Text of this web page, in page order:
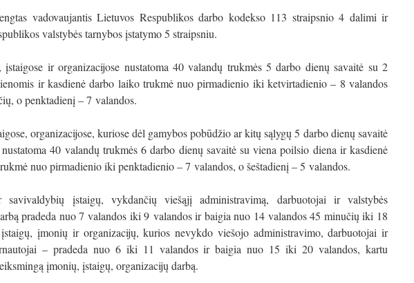
vadovaujantis Lietuvos Respublikos darbo kodekso 113 straipsnio 4 dalimi ir
valstybės tarnybos įstatymo 5 straipsniu.
įstaigose ir organizacijose nustatoma 40 valandų trukmės 5 darbo dienų savaitė su 2
ir kasdienė darbo laiko trukmė nuo pirmadienio iki ketvirtadienio – 8 valandos
o penktadienį – 7 valandos.
organizacijose, kuriose dėl gamybos pobūdžio ar kitų sąlygų 5 darbo dienų savaitė
40 valandų trukmės 6 darbo dienų savaitė su viena poilsio diena ir kasdienė
nuo pirmadienio iki penktadienio – 7 valandos, o šeštadienį – 5 valandos.
savivaldybių įstaigų, vykdančių viešąjį administravimą, darbuotojai ir valstybės
pradeda nuo 7 valandos iki 9 valandos ir baigia nuo 14 valandos 45 minučių iki 18
įmonių ir organizacijų, kurios nevykdo viešojo administravimo, darbuotojai ir
– pradeda nuo 6 iki 11 valandos ir baigia nuo 15 iki 20 valandos, kartu
įmonių, įstaigų, organizacijų darbą.